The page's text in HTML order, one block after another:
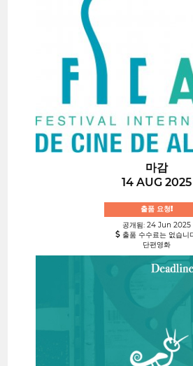
마감
14 AUG 2025
출품 요청!
공개됨: 24 Jun 2025
출품 수수료는 없습니
단편영화